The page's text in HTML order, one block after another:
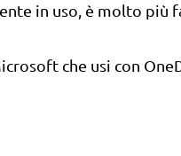
in uso, è molto più
che usi con